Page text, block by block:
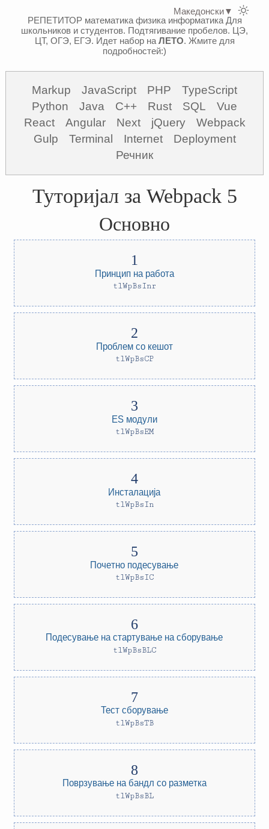
РЕПЕТИТОР математика физика информатикаДля
школьников и студентов. Подтягивание пробелов. ЦЭ,
ЦТ, ОГЭ, ЕГЭ. Идет набор на ЛЕТО. Жмите для
подробностей:)
Markup JavaScript PHP
TypeScript
Python
Java C++ Rust SQL
Vue
React
Angular Next jQuery
Webpack
Gulp
Terminal Internet
Deployment
Речник
Туторијал за Webpack 5
Основно
Принцип на работа
tlWpBsInr
Проблем со кешот
tlWpBsCP
ES модули
tlWpBsEM
Инсталација
tlWpBsIn
Почетно подесување
tlWpBsIC
Подесување на стартување на сборување
tlWpBsBLC
Тест сборување
tlWpBsTB
Поврзување на бандл со разметка
tlWpBsBL
Македонски▼